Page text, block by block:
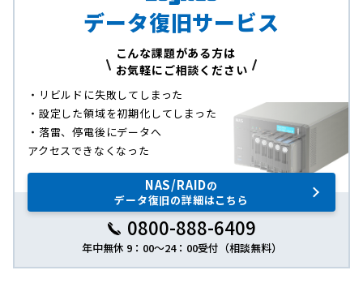
データ復旧サービス
こんな課題がある方は
お気軽にご相談ください
・リビルドに失敗してしまった
・設定した領域を初期化してしまった
・落雷、停電後にデータへ
アクセスできなくなった
NAS/RAIDの
データ復旧の詳細はこちら
0800-888-6409
年中無休 9：00～24：00受付（相談無料）